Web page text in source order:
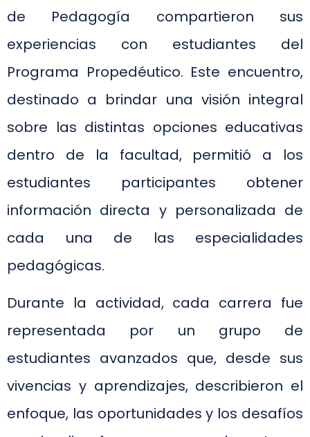
de Pedagogía compartieron sus
experiencias con estudiantes del
Programa Propedéutico. Este encuentro,
destinado a brindar una visión integral
sobre las distintas opciones educativas
dentro de la facultad, permitió a los
estudiantes participantes obtener
información directa y personalizada de
cada una de las especialidades
pedagógicas.
Durante la actividad, cada carrera fue
representada por un grupo de
estudiantes avanzados que, desde sus
vivencias y aprendizajes, describieron el
enfoque, las oportunidades y los desafíos